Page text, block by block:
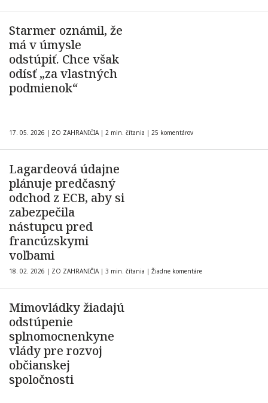
Starmer oznámil, že
má v úmysle
odstúpiť. Chce však
odísť „za vlastných
podmienok“
17. 05. 2026 | ZO ZAHRANIČIA | 2 min. čítania | 25 komentárov
Lagardeová údajne
plánuje predčasný
odchod z ECB, aby si
zabezpečila
nástupcu pred
francúzskymi
voľbami
18. 02. 2026 | ZO ZAHRANIČIA | 3 min. čítania | Žiadne komentáre
Mimovládky žiadajú
odstúpenie
splnomocnenkyne
vlády pre rozvoj
občianskej
spoločnosti